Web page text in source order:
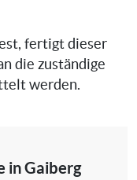
fertigt dieser
die zuständige
werden.
in Gaiberg